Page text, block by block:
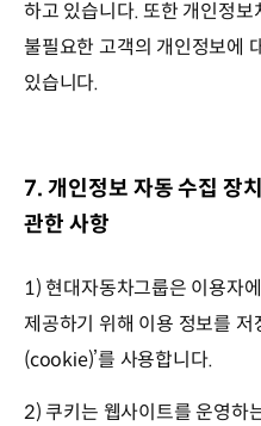
하고 있습니다. 또한 개인정
불필요한 고객의 개인정보에
있습니다.
7. 개인정보 자동 수집 장
관한 사항
1) 현대자동차그룹은 이용자
제공하기 위해 이용 정보를 저
(cookie)’를 사용합니다.
2) 쿠키는 웹사이트를 운영하